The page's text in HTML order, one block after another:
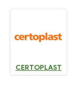
CERTOPLAST